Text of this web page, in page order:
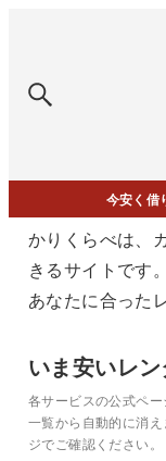
今安く借
かりくらべは、
きるサイトです
あなたに合った
いま安いレ
各サービスの公式ペ
一覧から自動的に消
ジでご確認ください。